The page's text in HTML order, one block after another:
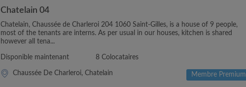
Chatelain 04
Chatelain, Chaussée de Charleroi 204 1060 Saint-Gilles, is a house of 9 people,
most of the tenants are interns. As per usual in our houses, kitchen is shared
however all tena...
Disponible maintenant 8 Colocataires
Chaussée De Charleroi, Chatelain Membre Premium